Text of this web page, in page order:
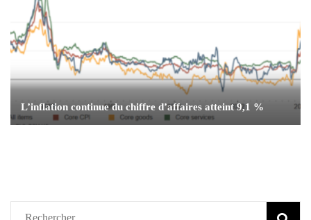
L’inflation continue du chiffre d’affaires atteint 9,1 %